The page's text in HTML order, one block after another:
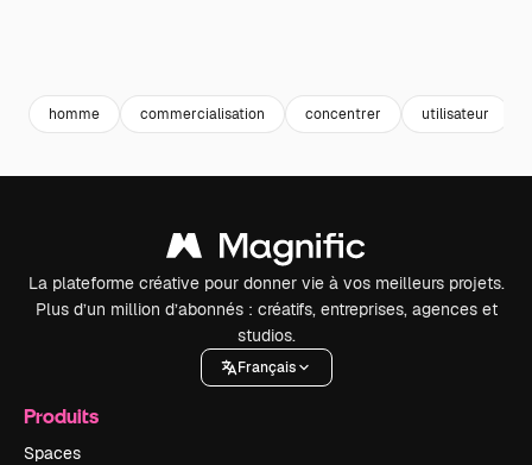
homme commercialisation concentrer utilisateur
La plateforme créative pour donner vie à vos meilleurs projets.
Plus d’un million d’abonnés : créatifs, entreprises, agences et
studios.
Français
Produits
Spaces